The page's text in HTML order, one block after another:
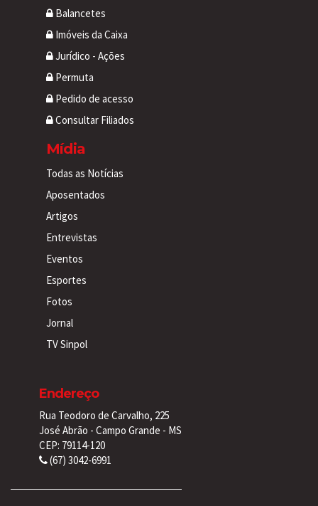
Balancetes
Imóveis da Caixa
Jurídico - Ações
Permuta
Pedido de acesso
Consultar Filiados
Mídia
Todas as Notícias
Aposentados
Artigos
Entrevistas
Eventos
Esportes
Fotos
Jornal
TV Sinpol
Endereço
Rua Teodoro de Carvalho, 225
José Abrão - Campo Grande - MS
CEP: 79114-120
(67) 3042-6991